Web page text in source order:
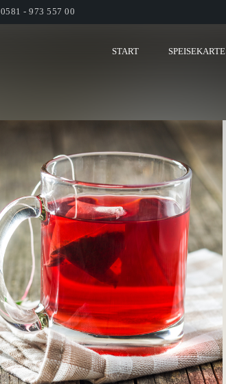
0581 - 973 557 00
START SPEISEKARTE